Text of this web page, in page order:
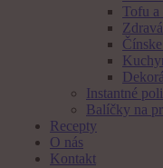
Tofu a
Instantné
Balíčky na
Recepty
O nás
Kontakt